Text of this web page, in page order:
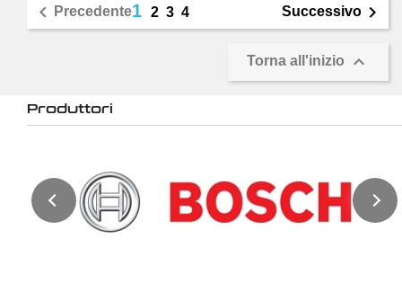
 Precedente1 2 3 4 Successivo 
Torna all'inizio 
Produttori